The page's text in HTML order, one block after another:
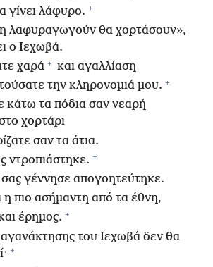
γίνει λάφυρο. +
λαφυραγωγούν θα χορτάσουν»,
ο Ιεχωβά.
χαρά + και αγαλλίαση
την κληρονομιά μου. +
κάτω τα πόδια σαν νεαρή
χορτάρι
σαν τα άτια.
ντροπιάστηκε. +
γέννησε απογοητεύτηκε.
η πιο ασήμαντη από τα έθνη,
έρημος. +
αγανάκτησης του Ιεχωβά δεν θα
+